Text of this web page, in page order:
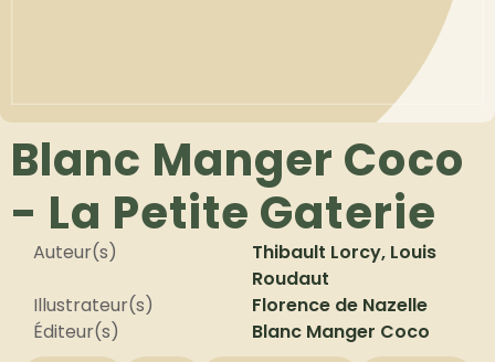
Blanc Manger Coco
- La Petite Gaterie
Auteur(s)
Thibault Lorcy, Louis
Roudaut
Illustrateur(s)
Florence de Nazelle
Éditeur(s)
Blanc Manger Coco